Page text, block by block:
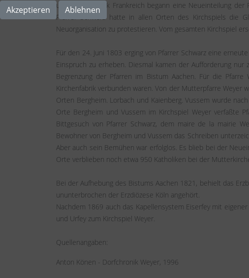
und der Republik Frankreich begann eine Neueinteilung
Pfarrer Schwarz hatte in allen Orten des Kirchspiels die
Neuorganisation zu protestieren. Vom gesamten Kirchspiel
Für den 24. Juni 1803 erging von Pfarrer Schwarz eine
Einspruch zu erheben. Diesmal kamen der Aufforderung nur
Begrenzung der Pfarren im Bistum Aachen. Für die
Kirchenfabrik verbunden waren. Von der Mutterpfarre Weyer
Orten Bergheim. Lorbach und Kaienberg. Vussem wurde
Orte Bergheim und Vussem im Kirchspiel Weyer verfaßte
Bittgesuch von Pfarrer Schwarz, dem maire de la mairie
Bewohner von Bergheim und Vussem das Schreiben
Aber auch sein Bemühen war erfolglos. Es blieb bei der
Orte verblieben noch etwa 950 Katholiken bei der
Bei der Aufhebung des Bistums Aachen 1821, behielt das
ununterbrochen der Erzdiözese Köln angehört.
Nachdem 1869 auch das Kapellensystem Eiserfey mit
und Urfey zum Kirchspiel Weyer.
Quellenangaben:
Anton Könen - Dorfchronik Weyer, 1996
Akzeptieren Ablehnen